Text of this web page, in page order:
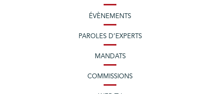
ÉVÈNEMENTS
PAROLES D’EXPERTS
MANDATS
COMMISSIONS